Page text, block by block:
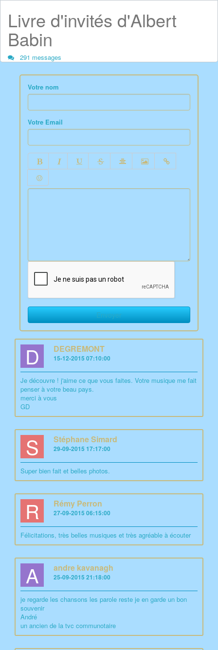
Livre d'invités d'Albert
Babin
291 messages
Votre nom
Votre Email
D DEGREMONT
15-12-2015 07:10:00
Je découvre ! j'aime ce que vous faites. Votre musique me fait
penser à votre beau pays.
merci à vous
GD
S Stéphane Simard
29-09-2015 17:17:00
Super bien fait et belles photos.
R Rémy Perron
27-09-2015 06:15:00
Félicitations, très belles musiques et très agréable à écouter
A andre kavanagh
25-09-2015 21:18:00
je regarde les chansons les parole reste je en garde un bon
souvenir
André
un ancien de la tvc communotaire